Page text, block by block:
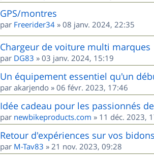
GPS/montres
par Freerider34 » 08 janv. 2024, 22:35
Chargeur de voiture multi marques
par DG83 » 03 janv. 2024, 15:19
Un équipement essentiel qu'un
par akarjendo » 06 févr. 2023, 17:46
Idée cadeau pour les passionnés de
par newbikeproducts.com » 11 déc. 2023,
Retour d'expériences sur vos
par M-Tav83 » 21 nov. 2023, 09:28